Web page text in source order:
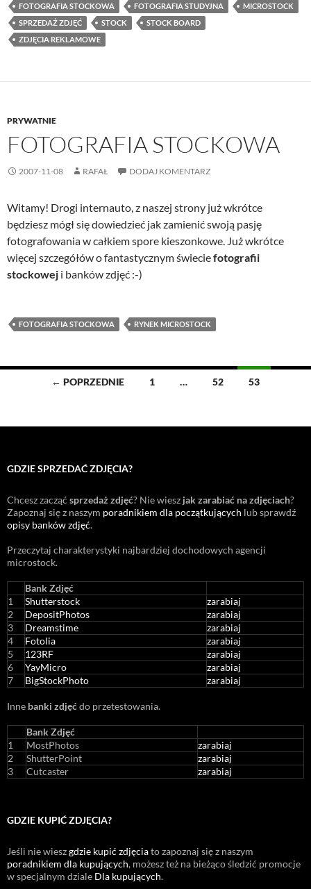
FOTOGRAFIA STOCKOWA
FOTOGRAFIA STUDYJNA
MICROSTOCK
SPRZEDAŻ ZDJĘĆ
STOCK
STOCK BOARD
ZDJĘCIA REKLAMOWE
PRYWATNIE
FOTOGRAFIA STOCKOWA
2007-11-08 RAFAŁ DODAJ KOMENTARZ
Witamy! Drogi internauto, z naszej strony już wkrótce
będziesz mógł się dowiedzieć jak zamienić swoją pasję
fotografowania w całkiem spore kieszonkowe. Już wkrótce
więcej szczegółów o fantastycznym świeciefotografii
stockowej i banków zdjęć :-)
FOTOGRAFIA STOCKOWA RYNEK MICROSTOCK
Nawigacja
wpisach
← POPRZEDNIE 1 … 52 53
GDZIE SPRZEDAĆ ZDJĘCIA?
Chcesz zacząć sprzedaż zdjęć? Nie wiesz jak zarabiać na zdjęciach?
Zapoznaj się z naszym poradnikiem dla początkujących lub sprawdź
opisy banków zdjęć.
Przeczytaj charakterystyki najbardziej dochodowych agencji
microstock.
Bank Zdjęć
1
Shutterstock
zarabiaj
2
DepositPhotos
zarabiaj
3
Dreamstime
zarabiaj
4
Fotolia
zarabiaj
5
123RF
zarabiaj
6
YayMicro
zarabiaj
7
BigStockPhoto zarabiaj
Inne banki zdjęćdo przetestowania.
Bank Zdjęć
1
MostPhotos
zarabiaj
2
ShutterPoint
zarabiaj
3
Cutcaster zarabiaj
GDZIE KUPIĆ ZDJĘCIA?
Jeśli nie wieszgdzie kupić zdjęciato zapoznaj się z naszym
poradnikiem dla kupujących, możesz też na bieżąco śledzić promocje
w specjalnym dziale Dla kupujących.